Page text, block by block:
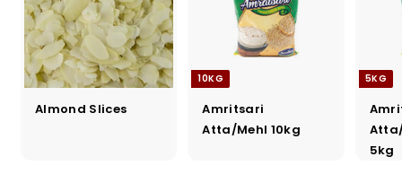
Almond Slices
10KG
Amritsari
Atta/Mehl 10kg
5KG
5kg